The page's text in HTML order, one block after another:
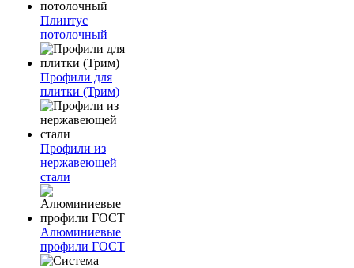
Плинтус
потолочный
Профили для
плитки (Трим)
Профили из
нержавеющей
стали
Алюминиевые
профили ГОСТ